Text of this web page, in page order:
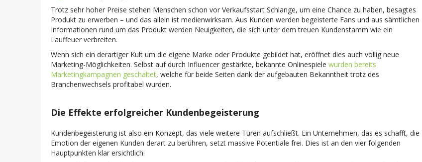
Trotz sehr hoher Preise stehen Menschen schon vor Verkaufsstart Schlange, um eine Chance zu haben, besagtes
Produkt zu erwerben – und das allein ist medienwirksam. Aus Kunden werden begeisterte Fans und aus sämtlichen
Informationen rund um das Produkt werden Neuigkeiten, die sich unter dem treuen Kundenstamm wie ein
Lauffeuer verbreiten.
Wenn sich ein derartiger Kult um die eigene Marke oder Produkte gebildet hat, eröffnet dies auch völlig neue
Marketing-Möglichkeiten. Selbst auf durch Influencer gestärkte, bekannte Onlinespiele wurden bereits
Marketingkampagnen geschaltet, welche für beide Seiten dank der aufgebauten Bekanntheit trotz des
Branchenwechsels profitabel wurden.
Die Effekte erfolgreicher Kundenbegeisterung
Kundenbegeisterung ist also ein Konzept, das viele weitere Türen aufschließt. Ein Unternehmen, das es schafft, die
Emotion der eigenen Kunden derart zu berühren, setzt massive Potentiale frei. Dies ist an den vier folgenden
Hauptpunkten klar ersichtlich: